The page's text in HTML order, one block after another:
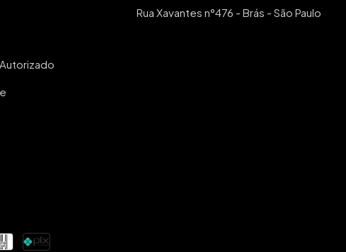
Rua Xavantes n°476 - Brás - São Paulo